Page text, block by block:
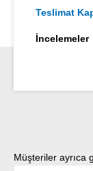
Teslimat
İncelemeler
Ürün galerisini atla
Müşteriler ayrıca